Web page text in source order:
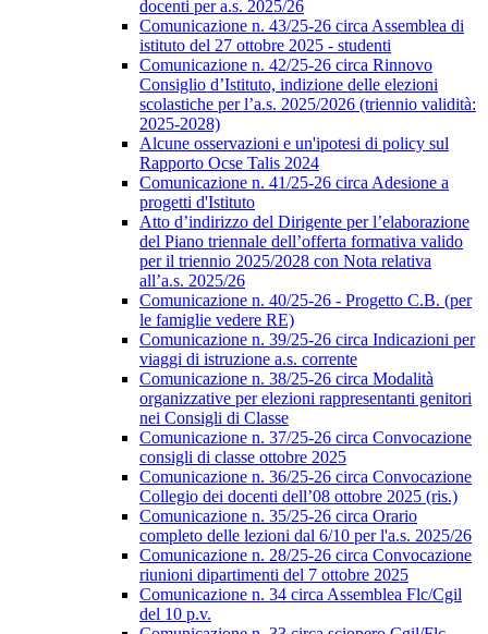
docenti per a.s. 2025/26
Comunicazione n. 43/25-26 circa Assemblea di
istituto del 27 ottobre 2025 - studenti
Comunicazione n. 42/25-26 circa Rinnovo
Consiglio d’Istituto, indizione delle elezioni
scolastiche per l’a.s. 2025/2026 (triennio validità:
2025-2028)
Alcune osservazioni e un'ipotesi di policy sul
Rapporto Ocse Talis 2024
Comunicazione n. 41/25-26 circa Adesione a
progetti d'Istituto
Atto d’indirizzo del Dirigente per l’elaborazione
del Piano triennale dell’offerta formativa valido
per il triennio 2025/2028 con Nota relativa
all’a.s. 2025/26
Comunicazione n. 40/25-26 - Progetto C.B. (per
le famiglie vedere RE)
Comunicazione n. 39/25-26 circa Indicazioni per
viaggi di istruzione a.s. corrente
Comunicazione n. 38/25-26 circa Modalità
organizzative per elezioni rappresentanti genitori
nei Consigli di Classe
Comunicazione n. 37/25-26 circa Convocazione
consigli di classe ottobre 2025
Comunicazione n. 36/25-26 circa Convocazione
Collegio dei docenti dell’08 ottobre 2025 (ris.)
Comunicazione n. 35/25-26 circa Orario
completo delle lezioni dal 6/10 per l'a.s. 2025/26
Comunicazione n. 28/25-26 circa Convocazione
riunioni dipartimenti del 7 ottobre 2025
Comunicazione n. 34 circa Assemblea Flc/Cgil
del 10 p.v.